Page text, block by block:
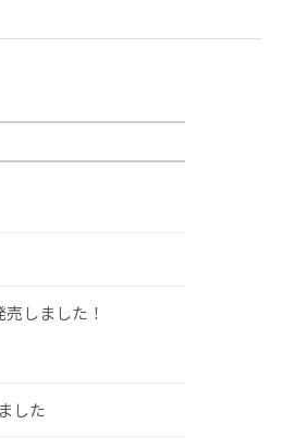
しました！
した